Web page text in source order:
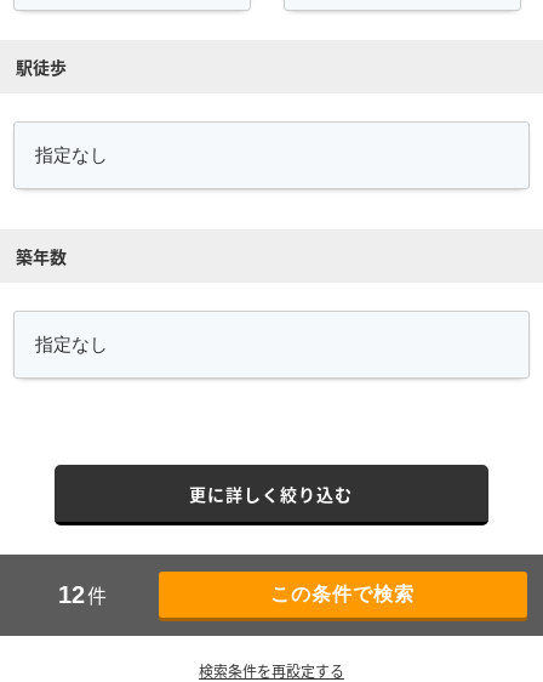
駅徒歩
築年数
更に詳しく絞り込む
12件
検索条件を再設定する